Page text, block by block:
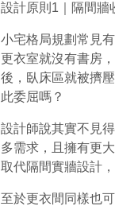
設計原則1｜隔間牆
小宅格局規劃常見
更衣室就沒有書房
後，臥床區就被擠
此委屈嗎？
設計師說其實不見
多需求，且擁有更
取代隔間實牆設計
至於更衣間同樣也